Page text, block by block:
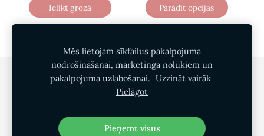
Ielikt grozā Parādīt opcijas
Privātuma politika
Pirkšanas noteikumi
Par mums Kontakti
Mēs lietojam sīkfailus pakalpojuma
nodrošināšanai, mārketinga nolūkiem un
pakalpojuma uzlabošanai. Uzzināt vairāk
Pielāgot
Pieņemt visus